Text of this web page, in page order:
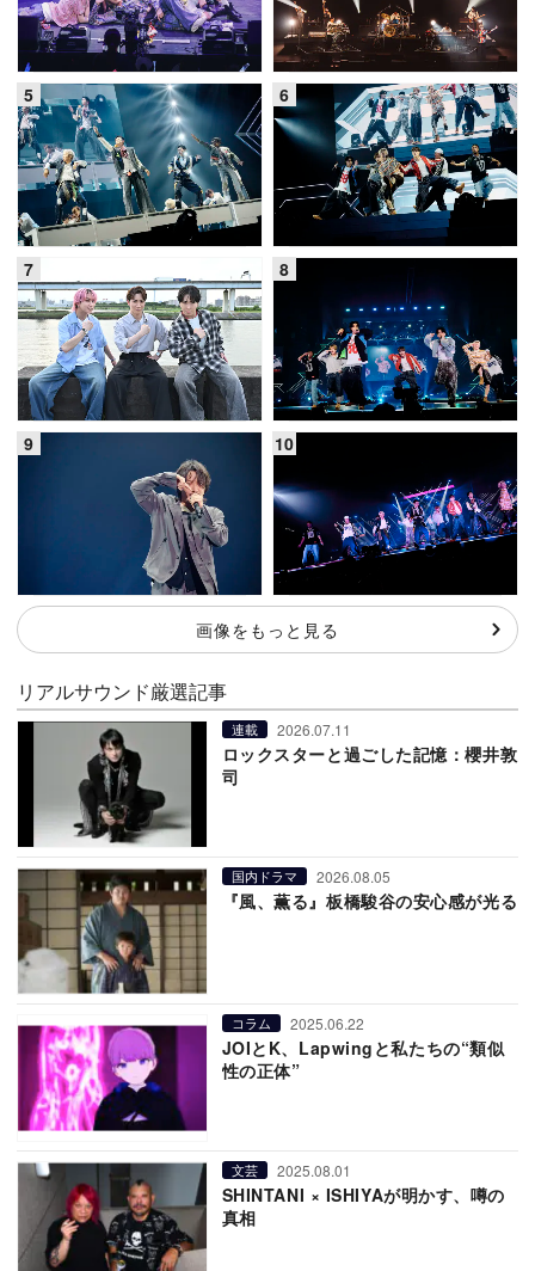
画像をもっと見る
リアルサウンド厳選記事
連載 2026.07.11
ロックスターと過ごした記憶：櫻井敦
司
国内ドラマ 2026.08.05
『風、薫る』板橋駿谷の安心感が光る
コラム 2025.06.22
JOIとK、Lapwingと私たちの“類似
性の正体”
文芸 2025.08.01
SHINTANI × ISHIYAが明かす、噂の
真相